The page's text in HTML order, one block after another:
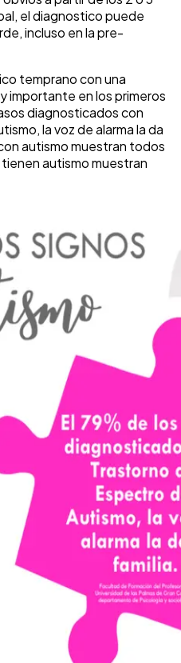
el diagnostico puede
incluso en la pre-
temprano con una
importante en los primeros
diagnosticados con
la voz de alarma la da
autismo muestran todos
autismo muestran